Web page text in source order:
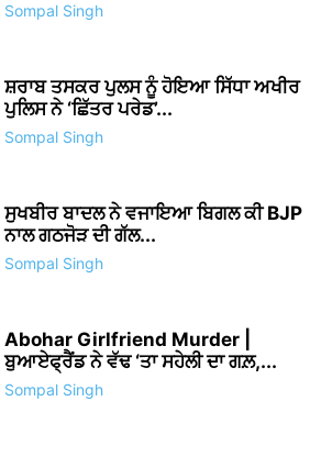
Sompal Singh
ਸ਼ਰਾਬ ਤਸਕਰ ਪੁਲਸ ਨੂੰ ਹੋਇਆ ਸਿੱਧਾ ਅਖੀਰ
ਪੁਲਿਸ ਨੇ ‘ਛਿੱਤਰ ਪਰੇਡ’...
Sompal Singh
ਸੁਖਬੀਰ ਬਾਦਲ ਨੇ ਵਜਾਇਆ ਬਿਗਲ ਕੀ BJP
ਨਾਲ ਗਠਜੋੜ ਦੀ ਗੱਲ...
Sompal Singh
Abohar Girlfriend Murder |
ਬੁਆਏਫ੍ਰੈਂਡ ਨੇ ਵੱਢ ‘ਤਾ ਸਹੇਲੀ ਦਾ ਗਲ਼,...
Sompal Singh